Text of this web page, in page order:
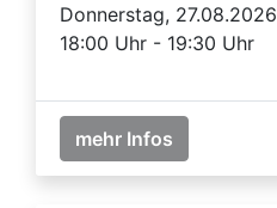
Donnerstag, 27.08.2026
18:00 Uhr - 19:30 Uhr
mehr Infos